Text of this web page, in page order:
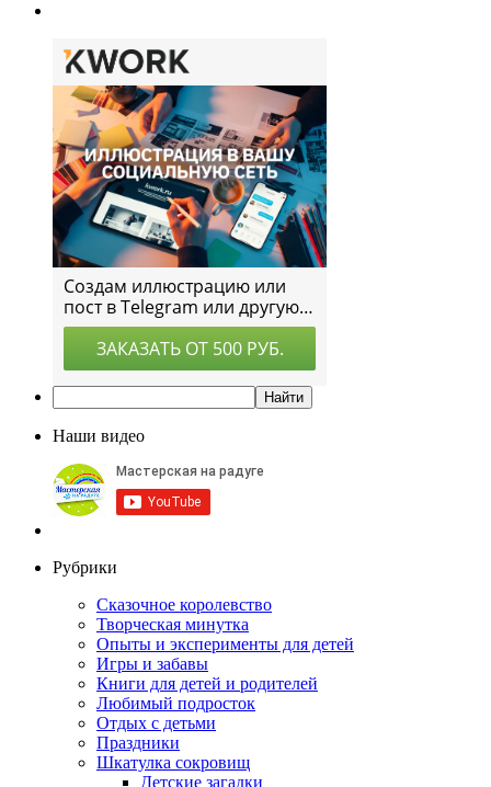
Наши видео
Рубрики
Сказочное королевство
Творческая минутка
Опыты и эксперименты для детей
Игры и забавы
Книги для детей и родителей
Любимый подросток
Отдых с детьми
Праздники
Шкатулка сокровищ
Детские загадки